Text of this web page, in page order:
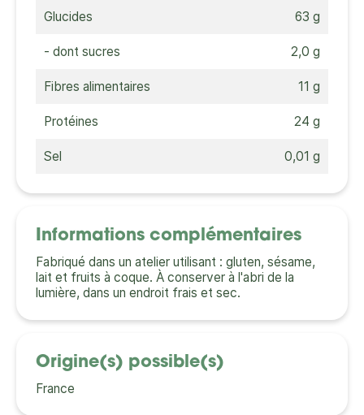
Glucides 63 g
- dont sucres 2,0 g
Fibres alimentaires 11 g
Protéines 24 g
Sel 0,01 g
Informations complémentaires
Fabriqué dans un atelier utilisant : gluten, sésame,
lait et fruits à coque. À conserver à l'abri de la
lumière, dans un endroit frais et sec.
Origine(s) possible(s)
France